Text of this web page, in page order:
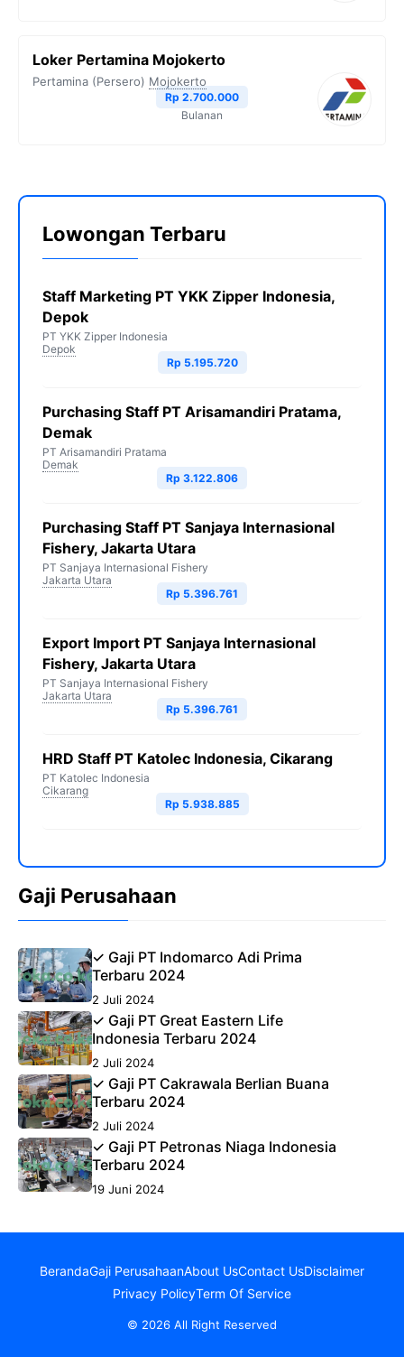
Loker Pertamina Mojokerto
Pertamina (Persero) Mojokerto
Rp 2.700.000
Bulanan
Lowongan Terbaru
Staff Marketing PT YKK Zipper Indonesia,
Depok
PT YKK Zipper Indonesia
Depok
Rp 5.195.720
Purchasing Staff PT Arisamandiri Pratama,
Demak
PT Arisamandiri Pratama
Demak
Rp 3.122.806
Purchasing Staff PT Sanjaya Internasional
Fishery, Jakarta Utara
PT Sanjaya Internasional Fishery
Jakarta Utara
Rp 5.396.761
Export Import PT Sanjaya Internasional
Fishery, Jakarta Utara
PT Sanjaya Internasional Fishery
Jakarta Utara
Rp 5.396.761
HRD Staff PT Katolec Indonesia, Cikarang
PT Katolec Indonesia
Cikarang
Rp 5.938.885
Gaji Perusahaan
✓ Gaji PT Indomarco Adi Prima
Terbaru 2024
2 Juli 2024
✓ Gaji PT Great Eastern Life
Indonesia Terbaru 2024
2 Juli 2024
✓ Gaji PT Cakrawala Berlian Buana
Terbaru 2024
2 Juli 2024
✓ Gaji PT Petronas Niaga Indonesia
Terbaru 2024
19 Juni 2024
BerandaGaji PerusahaanAbout UsContact UsDisclaimer
Privacy PolicyTerm Of Service
© 2026 All Right Reserved